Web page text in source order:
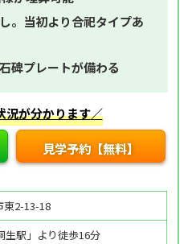
。当初より合祀タイプあ
碑プレートが備わる
況が分かります／
見学予約【無料】
東2-13-18
生駅」より徒歩16分